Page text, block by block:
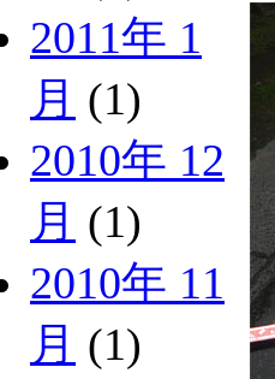
2011年 1
月 (1)
2010年 12
月 (1)
2010年 11
月 (1)